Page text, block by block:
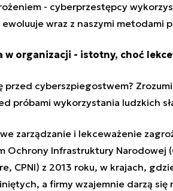
- cyberprzestępcy
wraz z naszymi metodami
w organizacji - istotny, choć
przed cyberszpiegostwem?
próbami wykorzystania ludzkich
zarządzanie i lekceważenie
Ochrony Infrastruktury Narodowej
CPNI) z 2013 roku, w krajach,
a firmy wzajemnie darzą się